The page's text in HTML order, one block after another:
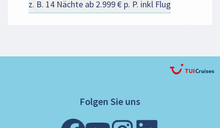
z. B. 14 Nächte ab 2.999 € p. P. inkl Flug
Folgen Sie uns